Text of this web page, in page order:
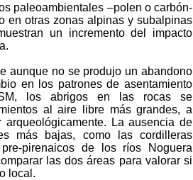
paleoambientales –polen o carbón-
en otras zonas alpinas y subalpinas
un incremento del impacto
aunque no se produjo un abandono
en los patrones de asentamiento
los abrigos en las rocas se
al aire libre más grandes, a
La ausencia de
más bajas, como las cordilleras
pirenaicos de los ríos Noguera
las dos áreas para valorar si
local.